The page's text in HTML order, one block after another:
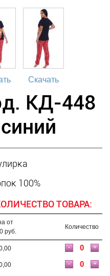
Скачать
КД-448
100%
ТОВАРА:
от
руб.
Количество
+
-
+
-